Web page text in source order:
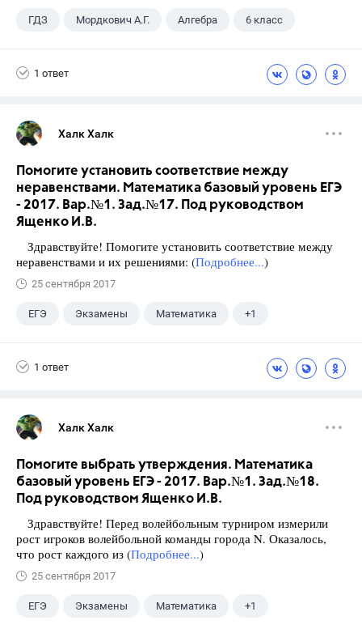
ГДЗ Мордкович А.Г. Алгебра 6 класс
1 ответ
Халк Халк
Помогите установить соответствие между
неравенствами. Математика базовый уровень ЕГЭ
- 2017. Вар.№1. Зад.№17. Под руководством
Ященко И.В.
Здравствуйте! Помогите установить соответствие между
неравенствами и их решениями: (Подробнее...)
25 сентября 2017
ЕГЭ Экзамены Математика +1
1 ответ
Халк Халк
Помогите выбрать утверждения. Математика
базовый уровень ЕГЭ - 2017. Вар.№1. Зад.№18.
Под руководством Ященко И.В.
Здравствуйте! Перед волейбольным турниром измерили
рост игроков волейбольной команды города N. Оказалось,
что рост каждого из (Подробнее...)
25 сентября 2017
ЕГЭ Экзамены Математика +1